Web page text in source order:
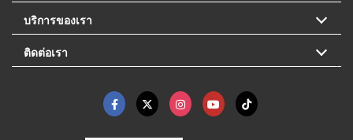
บริการของเรา
ติดต่อเรา